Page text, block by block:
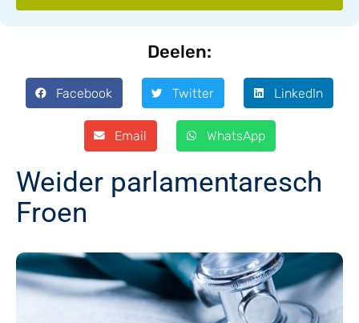
Deelen:
Facebook Twitter LinkedIn
Email WhatsApp
Weider parlamentaresch
Froen